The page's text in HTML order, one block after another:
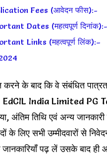
Fees (आवेदन फीस):-
Dates (महत्वपूर्ण दिनांक):-
Links (महत्वपूर्ण लिंक):–
करने के बाद कि वे संबंधित
India Limited PG
अंतिम तिथि एवं अन्य
लिए सभी उम्मीदवारों से
पढ़ लें उसके बाद ही